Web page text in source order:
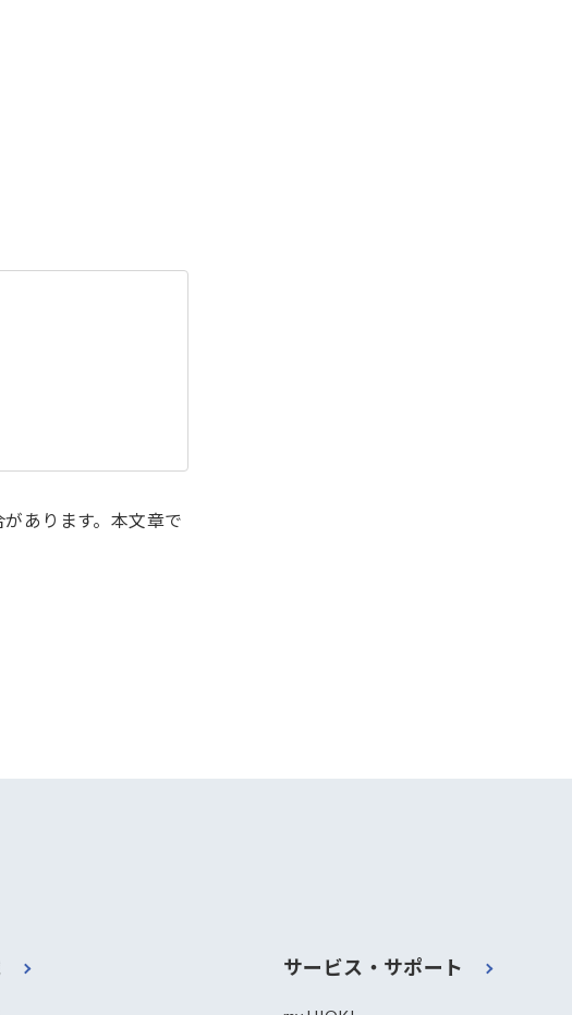
あります。本文章で
サービス・サポート